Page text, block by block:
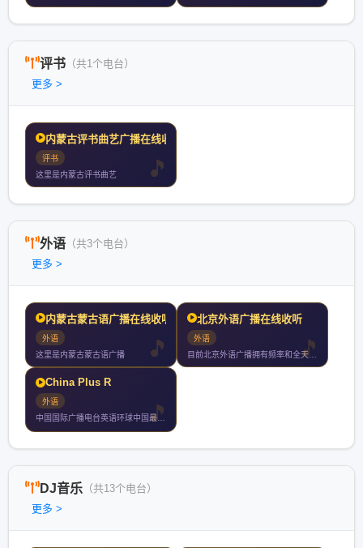
评书 （共1个电台）
更多 >
内蒙古评书曲艺广播在线收
评书
这里是内蒙古评书曲艺
外语 （共3个电台）
更多 >
内蒙古蒙古语广播在线收听
外语
这里是内蒙古蒙古语广播
北京外语广播在线收听
外语
目前北京外语广播拥有频率和全天播音小时每周四停机检修另有网络
China Plus R
外语
DJ音乐 （共13个电台）
更多 >